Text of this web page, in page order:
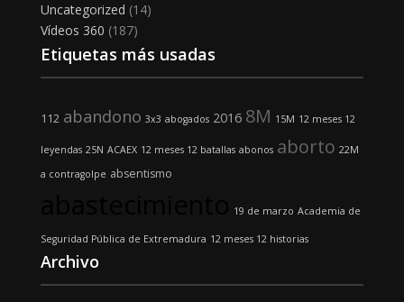
Uncategorized (14)
Vídeos 360 (187)
Etiquetas más usadas
112 abandono 3x3 abogados 2016 8M 15M 12 meses 12
leyendas 25N ACAEX 12 meses 12 batallas abonos aborto 22M
a contragolpe absentismo
19 de marzo Academia de
Seguridad Pública de Extremadura 12 meses 12 historias
Archivo